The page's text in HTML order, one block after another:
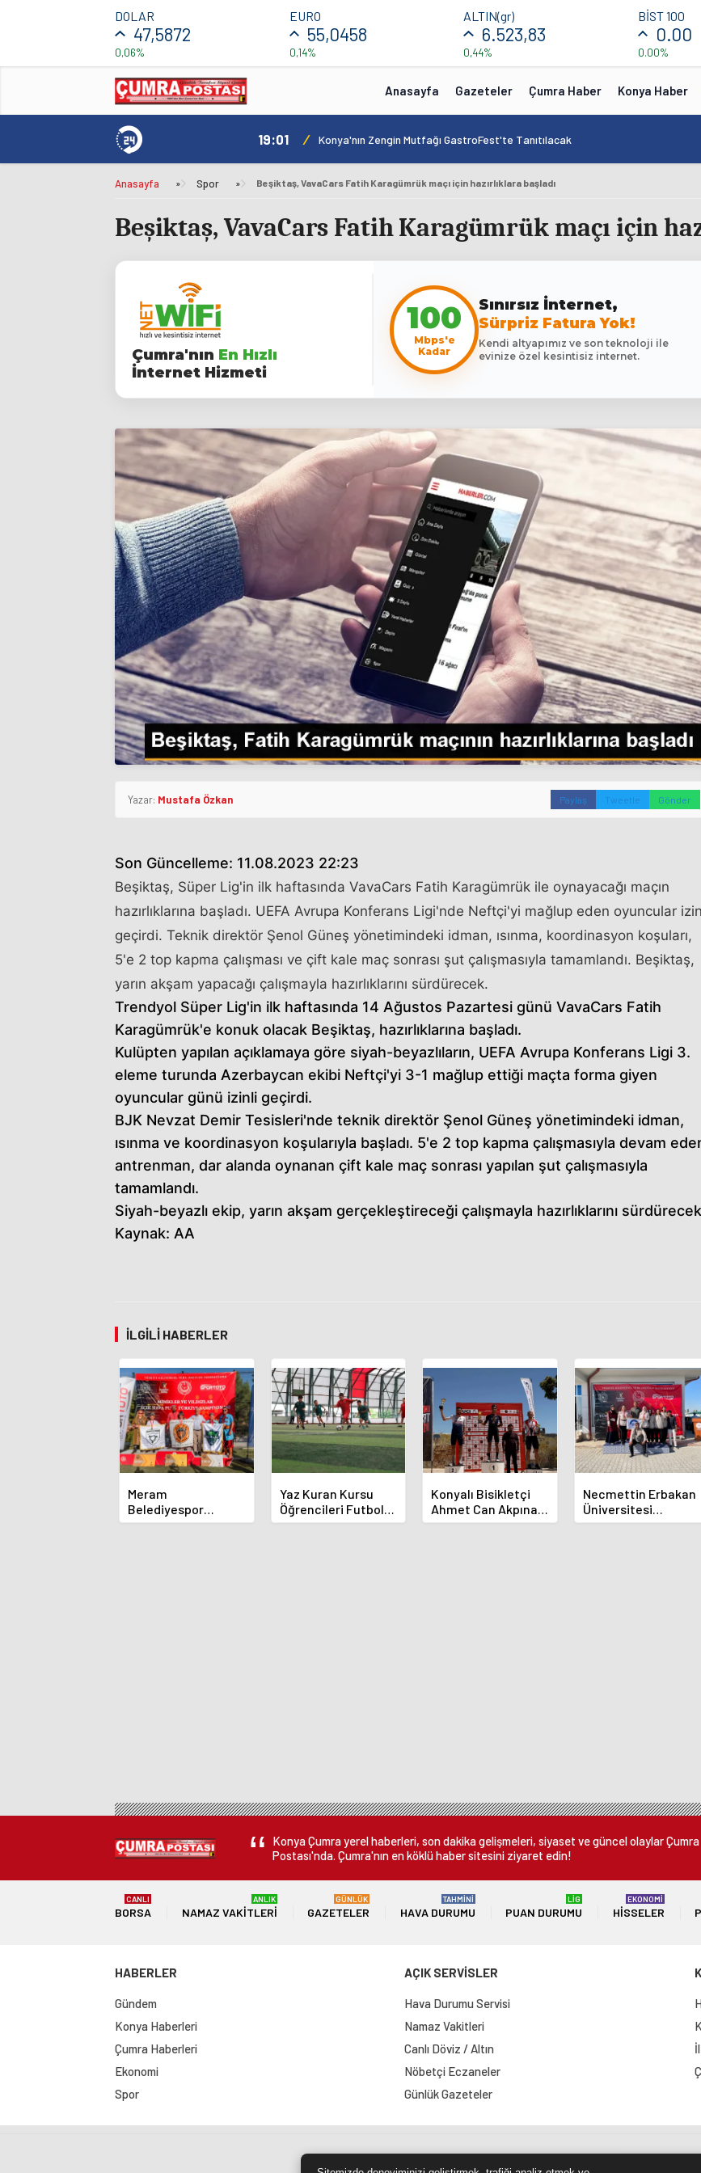
DOLAR
47,5872
0,06%
EURO
55,0458
0,14%
ALTIN(gr)
6.523,83
0,44%
BİST 100
0.00
0.00%
Anasayfa Gazeteler Çumra Haber Konya Haber
19:01 / Konya'nın Zengin Mutfağı GastroFest'te Tanıtılacak
Anasayfa » Spor » Beşiktaş, VavaCars Fatih Karagümrük maçı için hazırlıklara başladı
Beşiktaş, VavaCars Fatih Karagümrük maçı için
Çumra'nın En Hızlı
İnternet Hizmeti
100
Mbps'e
Kadar
Sınırsız İnternet,
Sürpriz Fatura Yok!
Kendi altyapımız ve son teknoloji ile
evinize özel kesintisiz internet.
Yazar: Mustafa Özkan Paylaş Tweetle Gönder
Son Güncelleme: 11.08.2023 22:23
Beşiktaş, Süper Lig'in ilk haftasında VavaCars Fatih Karagümrük ile oynayacağı maçın
hazırlıklarına başladı. UEFA Avrupa Konferans Ligi'nde Neftçi'yi mağlup eden oyuncular
geçirdi. Teknik direktör Şenol Güneş yönetimindeki idman, ısınma, koordinasyon koşuları,
5'e 2 top kapma çalışması ve çift kale maç sonrası şut çalışmasıyla tamamlandı. Beşiktaş,
yarın akşam yapacağı çalışmayla hazırlıklarını sürdürecek.
Trendyol Süper Lig'in ilk haftasında 14 Ağustos Pazartesi günü VavaCars Fatih
Karagümrük'e konuk olacak Beşiktaş, hazırlıklarına başladı.
Kulüpten yapılan açıklamaya göre siyah-beyazlıların, UEFA Avrupa Konferans Ligi 3.
eleme turunda Azerbaycan ekibi Neftçi'yi 3-1 mağlup ettiği maçta forma giyen
oyuncular günü izinli geçirdi.
BJK Nevzat Demir Tesisleri'nde teknik direktör Şenol Güneş yönetimindeki idman,
ısınma ve koordinasyon koşularıyla başladı. 5'e 2 top kapma çalışmasıyla devam
antrenman, dar alanda oynanan çift kale maç sonrası yapılan şut çalışmasıyla
tamamlandı.
Siyah-beyazlı ekip, yarın akşam gerçekleştireceği çalışmayla hazırlıklarını
Kaynak: AA
İLGILI HABERLER
Meram
Belediyespor
Okçuları Türkiye
Yaz Kuran Kursu
Öğrencileri Futbol
Sahasında
Konyalı Bisikletçi
Ahmet Can Akpınar
Altın Madalyayı Aldı
Necmettin Erbakan
Üniversitesi
Geleneksel
Konya Çumra yerel haberleri, son dakika gelişmeleri, siyaset ve güncel olaylar Çumra
Postası'nda. Çumra'nın en köklü haber sitesini ziyaret edin!
BORSA
CANLI
NAMAZ VAKITLERI
ANLIK
GAZETELER
GÜNLÜK
HAVA DURUMU
TAHMİNİ
PUAN DURUMU
LİG
HISSELER
EKONOMİ
HABERLER
Gündem
Konya Haberleri
Çumra Haberleri
Ekonomi
Spor
AÇIK SERVİSLER
Hava Durumu Servisi
Namaz Vakitleri
Canlı Döviz / Altın
Nöbetçi Eczaneler
Günlük Gazeteler
Site Haritası RSS Kaynağı Çumra Postası